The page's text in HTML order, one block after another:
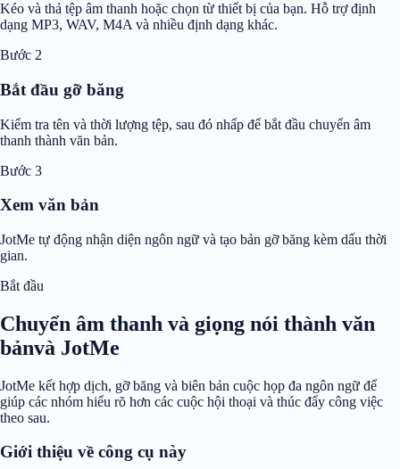
Kéo và thả tệp âm thanh hoặc chọn từ thiết bị của bạn. Hỗ trợ định
dạng MP3, WAV, M4A và nhiều định dạng khác.
Bước 2
Bắt đầu gỡ băng
Kiểm tra tên và thời lượng tệp, sau đó nhấp để bắt đầu chuyển âm
thanh thành văn bản.
Bước 3
Xem văn bản
JotMe tự động nhận diện ngôn ngữ và tạo bản gỡ băng kèm dấu thời
gian.
Bắt đầu
Chuyển âm thanh và giọng nói thành văn
bảnvà JotMe
JotMe kết hợp dịch, gỡ băng và biên bản cuộc họp đa ngôn ngữ để
giúp các nhóm hiểu rõ hơn các cuộc hội thoại và thúc đẩy công việc
theo sau.
Giới thiệu về công cụ này